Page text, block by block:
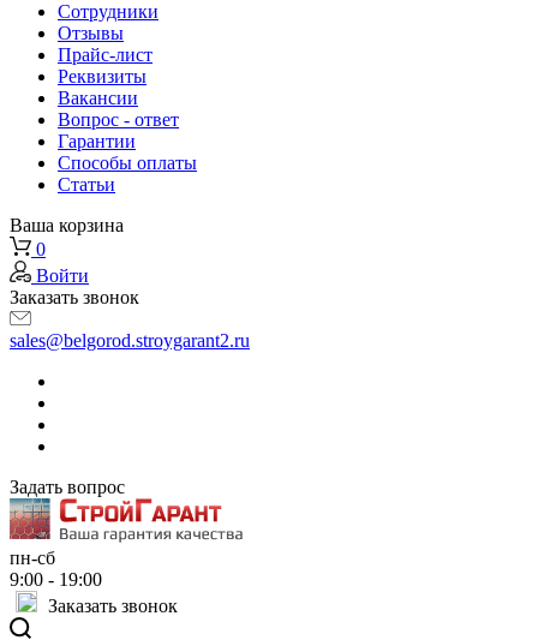
Сотрудники
Отзывы
Прайс-лист
Реквизиты
Вакансии
Вопрос - ответ
Гарантии
Способы оплаты
Статьи
Ваша корзина
0
Войти
Заказать звонок
sales@belgorod.stroygarant2.ru
Задать вопрос
пн-сб
9:00 - 19:00
Заказать звонок